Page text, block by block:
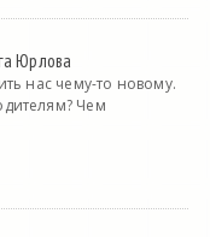
Юрлова
нас чему-то новому.
Чем